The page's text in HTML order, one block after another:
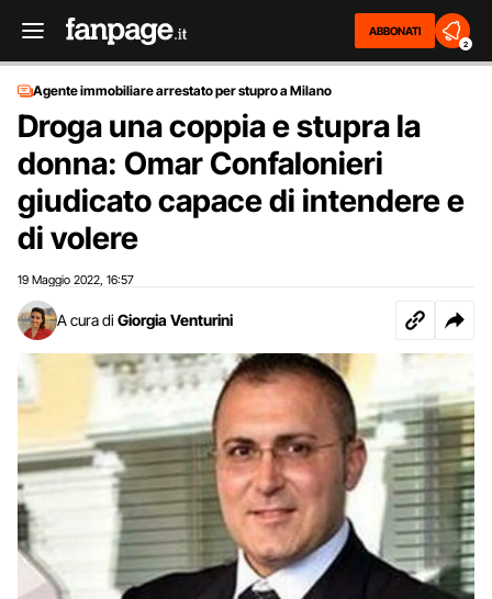
ABBONATI
2
Agente immobiliare arrestato per stupro a Milano
Droga una coppia e stupra la
donna: Omar Confalonieri
giudicato capace di intendere e
di volere
19 Maggio 2022 16:57
A cura di Giorgia Venturini